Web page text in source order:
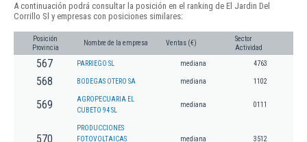
A continuación podrá consultar la posición en el ranking de El Jardin Del
Corrillo Sl y empresas con posiciones similares:
Posición
Provincia
Nombre de la empresa Ventas (€)
Sector
Actividad
567 PARRIEGO SL mediana 4763
568 BODEGAS OTERO SA mediana 1102
569
AGROPECUARIA EL
CUBETO 94 SL
mediana 0111
570
PRODUCCIONES
FOTOVOLTAICAS
mediana 3512